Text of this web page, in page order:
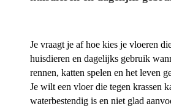
Je vraagt je af hoe kies je vloeren
huisdieren en dagelijks gebruik
rennen, katten spelen en het leven
Je wilt een vloer die tegen krassen
waterbestendig is en niet glad